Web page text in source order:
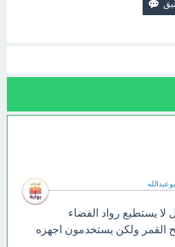
يستطيع رواد الفضاء
ولكن يستخدمون اجهزه